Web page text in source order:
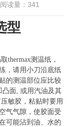
读量： 341
型
thermax测温纸，
，请用小刀沿底纸
的测温部位应比较
面, 或用汽油及其
敏胶，粘贴时要用
气气隙，使胶面受
可能沾到油、水的